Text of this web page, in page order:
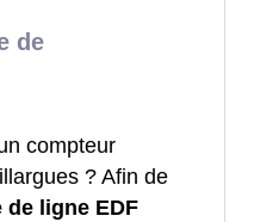
de
compteur
? Afin de
de ligne EDF